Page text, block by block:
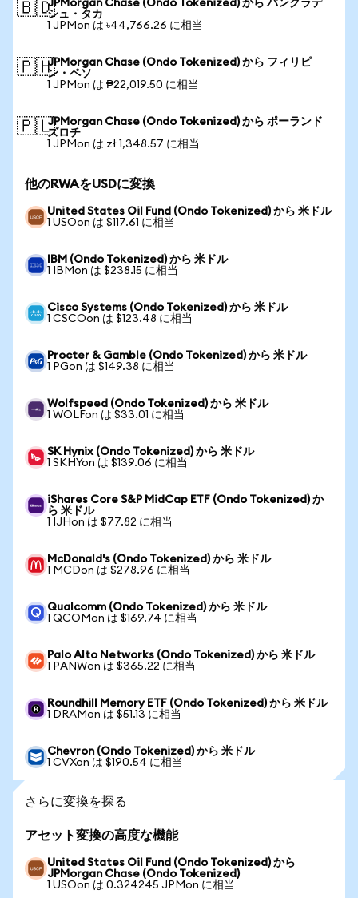
🇧🇩JPMorgan Chase (Ondo Tokenized) から バングラデ
シュ・タカ
1 JPMon は ৳44,766.26 に相当
🇵🇭JPMorgan Chase (Ondo Tokenized) から フィリピ
ン・ペソ
1 JPMon は ₱22,019.50 に相当
🇵🇱JPMorgan Chase (Ondo Tokenized) から ポーランド
ズロチ
1 JPMon は zł 1,348.57 に相当
他のRWAをUSDに変換
United States Oil Fund (Ondo Tokenized) から 米ドル
1 USOon は $117.61 に相当
IBM (Ondo Tokenized) から 米ドル
1 IBMon は $238.15 に相当
Cisco Systems (Ondo Tokenized) から 米ドル
1 CSCOon は $123.48 に相当
Procter & Gamble (Ondo Tokenized) から 米ドル
1 PGon は $149.38 に相当
Wolfspeed (Ondo Tokenized) から 米ドル
1 WOLFon は $33.01 に相当
SK Hynix (Ondo Tokenized) から 米ドル
1 SKHYon は $139.06 に相当
iShares Core S&P MidCap ETF (Ondo Tokenized) か
ら 米ドル
1 IJHon は $77.82 に相当
McDonald's (Ondo Tokenized) から 米ドル
1 MCDon は $278.96 に相当
Qualcomm (Ondo Tokenized) から 米ドル
1 QCOMon は $169.74 に相当
Palo Alto Networks (Ondo Tokenized) から 米ドル
1 PANWon は $365.22 に相当
Roundhill Memory ETF (Ondo Tokenized) から 米ドル
1 DRAMon は $51.13 に相当
Chevron (Ondo Tokenized) から 米ドル
1 CVXon は $190.54 に相当
さらに変換を探る
アセット変換の高度な機能
United States Oil Fund (Ondo Tokenized) から
JPMorgan Chase (Ondo Tokenized)
1 USOon は 0.324245 JPMon に相当